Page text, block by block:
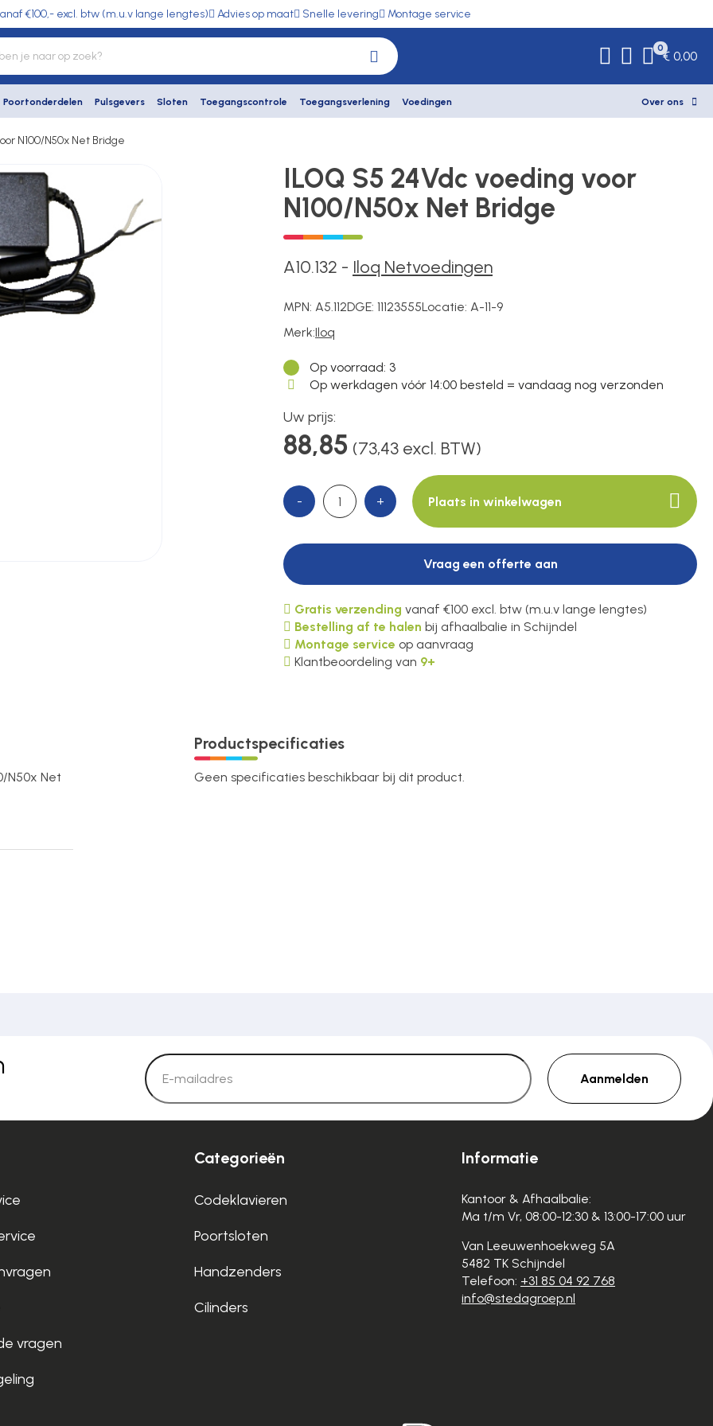
€100,- excl. btw (m.u.v lange lengtes) Advies op maat Snelle levering Montage service
0
€ 0,00
Poortonderdelen Pulsgevers Sloten Toegangscontrole Toegangsverlening Voedingen Over ons
N100/N50x Net Bridge
ILOQ S5 24Vdc voeding voor
N100/N50x Net Bridge
A10.132 - Iloq Netvoedingen
MPN: A5.112DGE: 11123555Locatie: A-11-9
Merk:Iloq
Op voorraad: 3
Op werkdagen vóór 14:00 besteld = vandaag nog verzonden
Uw prijs:
88,85 (73,43 excl. BTW)
- + Plaats in winkelwagen
Vraag een offerte aan
Gratis verzending vanaf €100 excl. btw (m.u.v lange lengtes)
Bestelling af te halen bij afhaalbalie in Schijndel
Montage service op aanvraag
Klantbeoordeling van 9+
N50x Net
Productspecificaties
Geen specificaties beschikbaar bij dit product.
Aanmelden
vragen
Categorieën
Codeklavieren
Poortsloten
Handzenders
Cilinders
Informatie
Kantoor & Afhaalbalie:
Ma t/m Vr, 08:00-12:30 & 13:00-17:00 uur
Van Leeuwenhoekweg 5A
5482 TK Schijndel
Telefoon: +31 85 04 92 768
info@stedagroep.nl